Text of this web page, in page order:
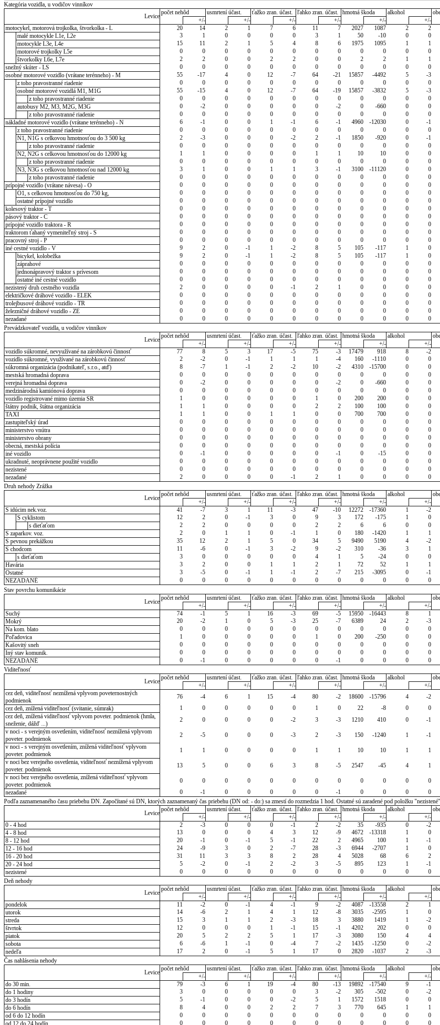
Kategória vozidla, u vodičov vinníkov
Levice
počet nehôd usmrtení účast. ťažko zran. účast. ľahko zran. účast. hmotná škoda alkohol
+/-
+/- +/- +/- +/- +/-
motocykel, motorová trojkolka, štvorkolka - L
20 14 2 1 7 6 11 7 2027 1087 2 2
malé motocykle L1e, L2e
3 1 0 0 0 0 3 1 50 -10 0 0
motocykle L3e, L4e
15 11 2 1 5 4 8 6 1975 1095 1 1
motorové trojkolky L5e
0 0 0 0 0 0 0 0 0 0 0 0
štvorkolky L6e, L7e
2 2 0 0 2 2 0 0 2 2 1 1
snežný skúter - LS
0 0 0 0 0 0 0 0 0 0 0 0
osobné motorové vozidlo (vrátane terénneho) - M
55 -17 4 0 12 -7 64 -21 15857 -4492 5 -3
z toho pravostranné riadenie
0 0 0 0 0 0 0 0 0 0 0 0
osobné motorové vozidlá M1, M1G
55 -15 4 0 12 -7 64 -19 15857 -3832 5 -3
z toho pravostranné riadenie
0 0 0 0 0 0 0 0 0 0 0 0
autobusy M2, M3, M2G, M3G
0 -2 0 0 0 0 0 -2 0 -660 0 0
z toho pravostranné riadenie
0 0 0 0 0 0 0 0 0 0 0 0
nákladné motorové vozidlo (vrátane terénneho) - N
6 -1 0 0 1 -1 6 -1 4960 -12030 0 -1
z toho pravostranné riadenie
0 0 0 0 0 0 0 0 0 0 0 0
N1, N1G s celkovou hmotnosťou do 3 500 kg
2 -3 0 0 0 -2 2 -1 1850 -920 0 -1
z toho pravostranné riadenie
0 0 0 0 0 0 0 0 0 0 0 0
N2, N2G s celkovou hmotnosťou do 12000 kg
1 1 0 0 0 0 1 1 10 10 0 0
z toho pravostranné riadenie
0 0 0 0 0 0 0 0 0 0 0 0
N3, N3G s celkovou hmotnosťou nad 12000 kg
3 1 0 0 1 1 3 -1 3100 -11120 0 0
z toho pravostranné riadenie
0 0 0 0 0 0 0 0 0 0 0 0
prípojné vozidlo (vrátane návesa) - O
0 0 0 0 0 0 0 0 0 0 0 0
O1, s celkovou hmotnosťou do 750 kg,
0 0 0 0 0 0 0 0 0 0 0 0
ostatné prípojné vozidlo
0 0 0 0 0 0 0 0 0 0 0 0
kolesový traktor - T
0 0 0 0 0 0 0 0 0 0 0 0
pásový traktor - C
0 0 0 0 0 0 0 0 0 0 0 0
prípojné vozidlo traktora - R
0 0 0 0 0 0 0 0 0 0 0 0
traktorom ťahaný vymeniteľný stroj - S
0 0 0 0 0 0 0 0 0 0 0 0
pracovný stroj - P
0 0 0 0 0 0 0 0 0 0 0 0
iné cestné vozidlo - V
9 2 0 -1 1 -2 8 5 105 -117 1 0
bicykel, kolobežka
9 2 0 -1 1 -2 8 5 105 -117 1 0
záprahové
0 0 0 0 0 0 0 0 0 0 0 0
jednonápravový traktor s prívesom
0 0 0 0 0 0 0 0 0 0 0 0
ostatné iné cestné vozidlo
0 0 0 0 0 0 0 0 0 0 0 0
nezistený druh cestného vozidla
2 0 0 0 0 -1 2 1 0 0 0 0
električkové dráhové vozidlo - ELEK
0 0 0 0 0 0 0 0 0 0 0 0
trolejbusové dráhové vozidlo - TR
0 0 0 0 0 0 0 0 0 0 0 0
železničné dráhové vozidlo - ZE
0 0 0 0 0 0 0 0 0 0 0 0
nezadané
0 0 0 0 0 0 0 0 0 0 0 0
Prevádzkovateľ vozidla, u vodičov vinníkov
Levice
počet nehôd usmrtení účast. ťažko zran. účast. ľahko zran. účast. hmotná škoda alkohol
+/-
+/- +/- +/- +/- +/-
vozidlo súkromné, nevyužívané na zárobkovú činnosť
77 8 5 3 17 -5 75 -3 17479 918 8 -2
vozidlo súkromné, využívané na zárobkovú činnosť
2 -2 0 -1 1 1 1 -4 160 -1110 0 0
súkromná organizácia (podnikateľ, s.r.o., atď)
8 -7 1 -1 2 -2 10 -2 4310 -15700 0 0
mestská hromadná doprava
0 0 0 0 0 0 0 0 0 0 0 0
verejná hromadná doprava
0 -2 0 0 0 0 0 -2 0 -660 0 0
medzinárodná kamiónová doprava
0 0 0 0 0 0 0 0 0 0 0 0
vozidlo registrované mimo územia SR
1 0 0 0 0 0 1 0 200 200 0 0
štátny podnik, štátna organizácia
1 1 0 0 0 0 2 2 100 100 0 0
TAXI
1 1 0 0 1 1 0 0 700 700 0 0
zastupiteľský úrad
0 0 0 0 0 0 0 0 0 0 0 0
ministerstvo vnútra
0 0 0 0 0 0 0 0 0 0 0 0
ministerstvo obrany
0 0 0 0 0 0 0 0 0 0 0 0
obecná, mestská polícia
0 0 0 0 0 0 0 0 0 0 0 0
iné vozidlo
0 -1 0 0 0 0 0 -1 0 -15 0 0
ukradnuté, neoprávnene použité vozidlo
0 0 0 0 0 0 0 0 0 0 0 0
nezistené
0 0 0 0 0 0 0 0 0 0 0 0
nezadané
2 0 0 0 0 -1 2 1 0 0 0 0
Druh nehody Zrážka
Levice
počet nehôd usmrtení účast. ťažko zran. účast. ľahko zran. účast. hmotná škoda alkohol
+/-
+/- +/- +/- +/- +/-
S idúcim nek.voz.
41 -7 3 1 11 -3 47 -10 12272 -17360 1 -2
S cyklistom
12 2 0 -1 3 0 9 3 172 -175 1 0
s dieťaťom
2 2 0 0 0 0 2 2 6 6 0 0
S zaparkov. voz.
2 0 1 1 0 -1 1 0 180 -1420 1 1
S pevnou prekážkou
35 12 2 1 5 0 34 5 9490 5190 4 -2
S chodcom
11 -6 0 -1 3 -2 9 -2 310 -36 3 1
s dieťaťom
3 0 0 0 0 0 4 1 5 -24 0 0
Havária
3 2 0 0 1 1 2 1 72 52 1 1
Ostatné
3 -5 0 -1 1 -1 2 -7 215 -3095 0 -1
NEZADANÉ
0 0 0 0 0 0 0 0 0 0 0 0
Stav povrchu komunikácie
Levice
počet nehôd usmrtení účast. ťažko zran. účast. ľahko zran. účast. hmotná škoda alkohol
+/-
+/- +/- +/- +/- +/-
Suchý
74 -1 5 1 16 -3 69 -5 15950 -16443 8 1
Mokrý
20 -2 1 0 5 -3 25 -7 6389 24 2 -3
Na kom. blato
0 0 0 0 0 0 0 0 0 0 0 0
Poľadovica
1 0 0 0 0 0 1 0 200 -250 0 0
Kašovitý sneh
0 0 0 0 0 0 0 0 0 0 0 0
Iný stav komunik.
0 0 0 0 0 0 0 0 0 0 0 0
NEZADANÉ
0 -1 0 0 0 0 0 -1 0 0 0 0
Viditeľnosť
Levice
počet nehôd usmrtení účast. ťažko zran. účast. ľahko zran. účast. hmotná škoda alkohol
+/-
+/- +/- +/- +/- +/-
cez deň, viditeľnosť neznížená vplyvom poveternostných
podmienok
76 -4 6 1 15 -4 80 -2 18600 -15796 4 -2
cez deň, znížená viditeľnosť (svitanie, súmrak)
1 0 0 0 0 0 1 0 22 -8 0 0
cez deň, znížená viditeľnosť vplyvom poveter. podmienok (hmla,
sneženie, dážď ...)
2 0 0 0 0 -2 3 -3 1210 410 0 -1
v noci - s verejným osvetlením, viditeľnosť neznížená vplyvom
poveter. podmienok
2 -5 0 0 0 -3 2 -3 150 -1240 1 -1
v noci - s verejným osvetlením, znížená viditeľnosť vplyvom
poveter. podmienok
1 1 0 0 0 0 1 1 10 10 1 1
v noci bez verejného osvetlenia, viditeľnosť neznížená vplyvom
poveter. podmienok
13 5 0 0 6 3 8 -5 2547 -45 4 1
v noci bez verejného osvetlenia, znížená viditeľnosť vplyvom
poveter. podmienok
0 0 0 0 0 0 0 0 0 0 0 0
nezadané
0 -1 0 0 0 0 0 -1 0 0 0 0
Podľa zaznamenaného času priebehu DN. Započítané sú DN, ktorých zaznamenaný čas priebehu (DN od: - do:) sa zmestí do rozmedzia 1 hod. Ostatné sú zaradené pod položku "nezistené"
Levice
počet nehôd usmrtení účast. ťažko zran. účast. ľahko zran. účast. hmotná škoda alkohol
+/-
+/- +/- +/- +/- +/-
0 - 4 hod
2 -3 0 0 0 -1 2 -2 35 -935 0 -2
4 - 8 hod
13 0 0 0 4 3 12 -9 4672 -13318 1 0
8 - 12 hod
20 -1 0 -1 5 -1 22 2 4965 100 1 -1
12 - 16 hod
24 -9 3 0 2 -7 28 -3 6944 -2707 1 0
16 - 20 hod
31 11 3 3 8 2 28 4 5028 68 6 2
20 - 24 hod
5 -2 0 -1 2 -2 3 -5 895 123 1 -1
nezistené
0 0 0 0 0 0 0 0 0 0 0 0
Deň nehody
Levice
počet nehôd usmrtení účast. ťažko zran. účast. ľahko zran. účast. hmotná škoda alkohol
+/-
+/- +/- +/- +/- +/-
pondelok
11 -2 0 -1 4 -1 9 -2 4087 -13558 2 1
utorok
14 -6 2 1 4 1 12 -8 3035 -2595 1 0
streda
15 3 1 1 2 -3 18 3 3880 1419 1 -2
štvrtok
12 0 0 0 1 -1 15 -1 4202 202 0 0
piatok
20 5 2 2 5 1 17 -3 3080 150 4 4
sobota
6 -6 1 -1 0 -4 7 -2 1435 -1250 0 -2
nedeľa
17 2 0 -1 5 1 17 0 2820 -1037 2 -3
Čas nahlásenia nehody
Levice
počet nehôd usmrtení účast. ťažko zran. účast. ľahko zran. účast. hmotná škoda alkohol
+/-
+/- +/- +/- +/- +/-
do 30 min.
79 -3 6 1 19 -4 80 -13 19892 -17540 9 -1
do 1 hodiny
3 0 0 0 0 0 3 -2 305 -502 0 -2
do 3 hodín
5 -1 0 0 0 -2 5 1 1572 1518 0 0
do 6 hodín
8 4 0 0 2 2 7 3 770 645 1 1
od 6 do 12 hodín
0 0 0 0 0 0 0 0 0 0 0 0
0 0 0 0 0 0 0 0 0 0 0 0